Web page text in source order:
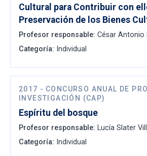
Cultural para Contribuir con
Preservación de los Bienes
Profesor responsable: César Antonio
Categoría: Individual
2017 - CONCURSO ANUAL DE
INVESTIGACIÓN (CAP)
Espíritu del bosque
Profesor responsable: Lucía Slater
Categoría: Individual